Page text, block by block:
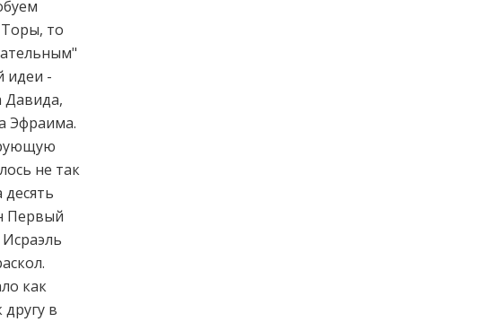
то
идеи -
Давида,
Эфраима.
не так
Первый
как
в